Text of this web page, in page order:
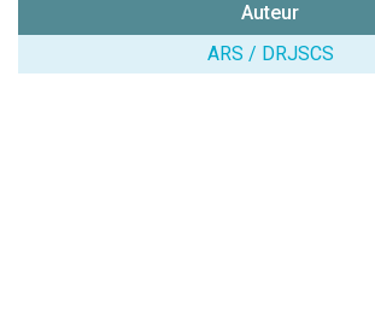
Auteur
ARS / DRJSCS